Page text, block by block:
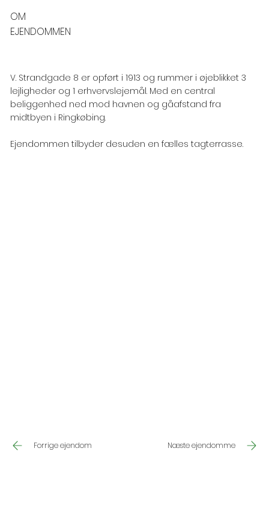
OM
EJENDOMMEN
V. Strandgade 8 er opført i 1913 og rummer i øjeblikket 3
lejligheder og 1 erhvervslejemål. Med en central
beliggenhed ned mod havnen og gåafstand fra
midtbyen i Ringkøbing.
Ejendommen tilbyder desuden en fælles tagterrasse.
Forrige ejendom Næste ejendomme